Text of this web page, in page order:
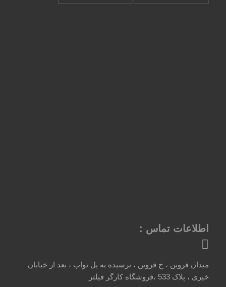
اطلاعات تماس :
میدان قزوین ، خ قزوین ، نرسیده به پل نواب ، بعد از خیابان
خیری ، پلاک 533 ،فروشگاه کارگر فیلتر